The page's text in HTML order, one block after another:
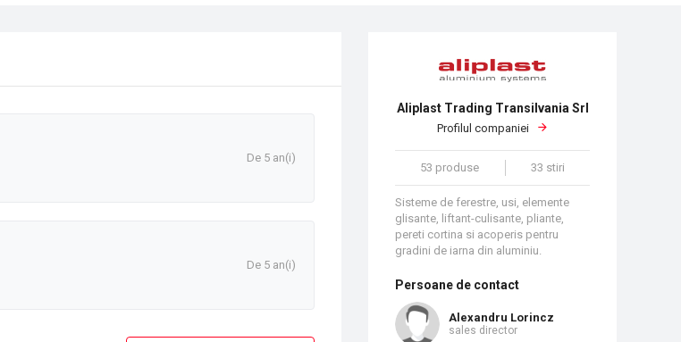
Aliplast Trading Transilvania Srl
Profilul companiei
53 produse 33 stiri
Sisteme de ferestre, usi, elemente
glisante, liftant-culisante, pliante,
pereti cortina si acoperis pentru
gradini de iarna din aluminiu.
Persoane de contact
Alexandru Lorincz
sales director
De 5 an(i)
De 5 an(i)